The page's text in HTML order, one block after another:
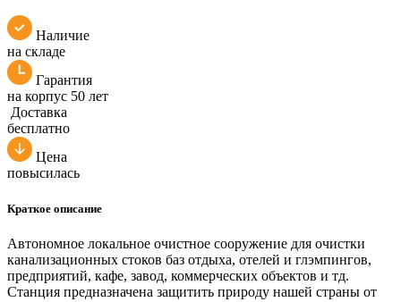
Наличие
на складе
Гарантия
на корпус 50 лет
Доставка
бесплатно
Цена
повысилась
Краткое описание
Автономное локальное очистное сооружение для очистки
канализационных стоков баз отдыха, отелей и глэмпингов,
предприятий, кафе, завод, коммерческих объектов и тд.
Станция предназначена защитить природу нашей страны от